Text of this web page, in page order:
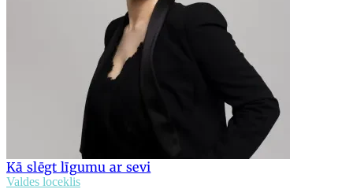
Kā slēgt līgumu ar sevi
Valdes loceklis